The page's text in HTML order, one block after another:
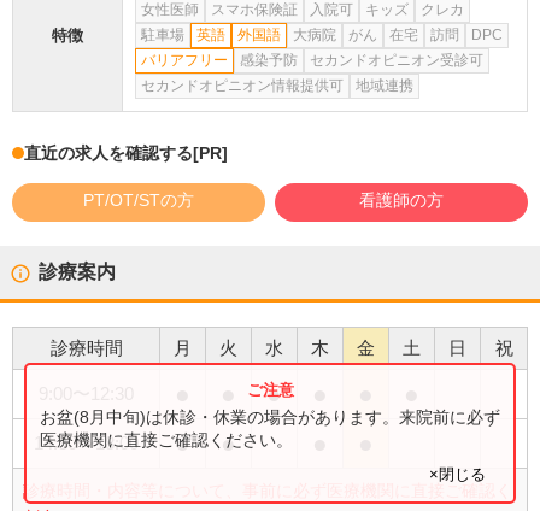
特徴
女性医師
スマホ保険証 入院可 キッズ
クレカ
駐車場
英語 外国語 大病院 がん 在宅 訪問
DPC
バリアフリー
感染予防
セカンドオピニオン受診可
セカンドオピニオン情報提供可
地域連携
直近の求人を確認する[PR]
PT/OT/STの方 看護師の方
診療案内
診療時間 月 火 水 木 金 土 日 祝
●
14:30〜18:00 ● ●
診療時間・内容等について、事前に必ず医療機関に直接ご確認く
お盆(8月中旬)は休診・休業の場合があります。来院前に必ず
医療機関に直接ご確認ください。
×閉じる